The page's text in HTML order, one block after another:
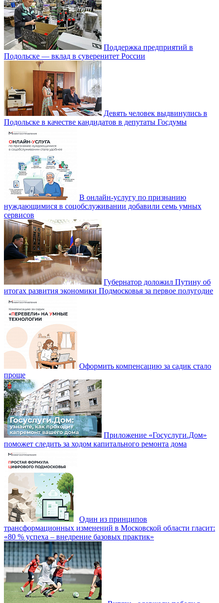
Поддержка предприятий в
Подольске — вклад в суверенитет России
Девять человек выдвинулись в
Подольске в качестве кандидатов в депутаты Госдумы
В онлайн-услугу по признанию
нуждающимися в соцобслуживании добавили семь умных
сервисов
Губернатор доложил Путину об
итогах развития экономики Подмосковья за первое полугодие
Оформить компенсацию за садик стало
проще
Приложение «Госуслуги.Дом»
поможет следить за ходом капитального ремонта дома
Один из принципов
трансформационных изменений в Московской области гласит:
«80 % успеха – внедрение базовых практик»